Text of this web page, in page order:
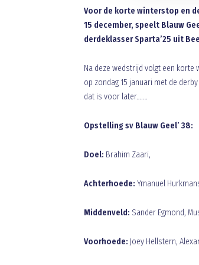
Voor de korte winterstop en
15 december, speelt Blauw
derdeklasser Sparta’25 uit
Na deze wedstrijd volgt een
op zondag 15 januari met de
dat is voor later…….
Opstelling sv Blauw Geel’ 38:
Doel: Brahim Zaari,
Achterhoede: Ymanuel
Middenveld: Sander Egmond,
Voorhoede: Joey Hellstern,